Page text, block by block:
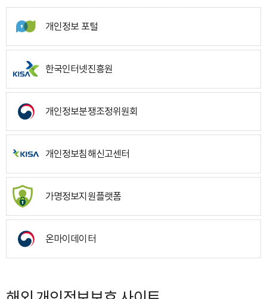
개인정보 포털
한국인터넷진흥원
개인정보분쟁조정위원회
개인정보침해신고센터
가명정보지원플랫폼
온마이데이터